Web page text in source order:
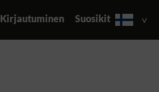
Kirjautuminen Suosikit